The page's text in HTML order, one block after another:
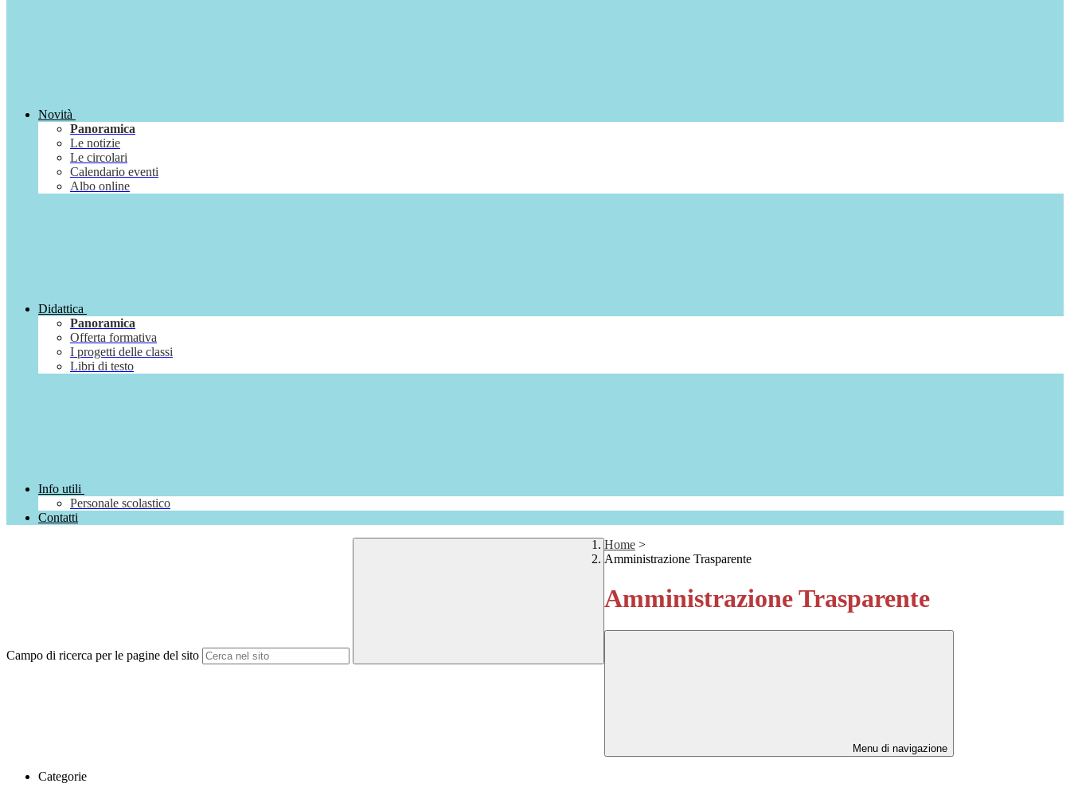
Novità
Panoramica
Le notizie
Le circolari
Calendario eventi
Albo online
Didattica
Panoramica
Offerta formativa
I progetti delle classi
Libri di testo
Info utili
Personale scolastico
Contatti
Campo di ricerca per le pagine del sito
Home >
Amministrazione Trasparente
Amministrazione Trasparente
Menu di navigazione
Categorie